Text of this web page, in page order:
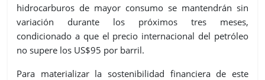
hidrocarburos de mayor consumo se mantendrán sin
variación durante los próximos tres meses,
condicionado a que el precio internacional del petróleo
no supere los US$95 por barril.
Para materializar la sostenibilidad financiera de este